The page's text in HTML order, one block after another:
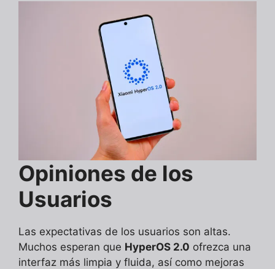
Opiniones de los
Usuarios
Las expectativas de los usuarios son altas.
Muchos esperan que HyperOS 2.0 ofrezca una
interfaz más limpia y fluida, así como mejoras